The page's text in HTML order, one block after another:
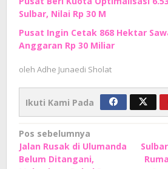
Sulbar, Nilai Rp 30 M
Pusat Ingin Cetak 868 Hektar
Anggaran Rp 30 Miliar
oleh Adhe Junaedi Sholat
Ikuti Kami Pada
Navigasi
pos
Pos sebelumnya
Jalan Rusak di Ulumanda
Belum Ditangani,